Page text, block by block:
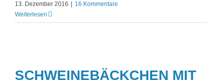
13. Dezember 2016
16 Kommentare
Weiterlesen
SCHWEINEBÄCKCHEN MIT